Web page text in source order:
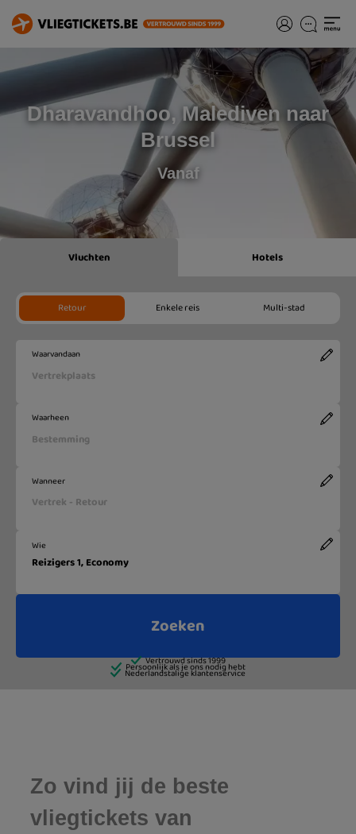
Dharavandhoo, Malediven naar
Brussel
Vanaf
Zo vind jij de beste
vliegtickets van